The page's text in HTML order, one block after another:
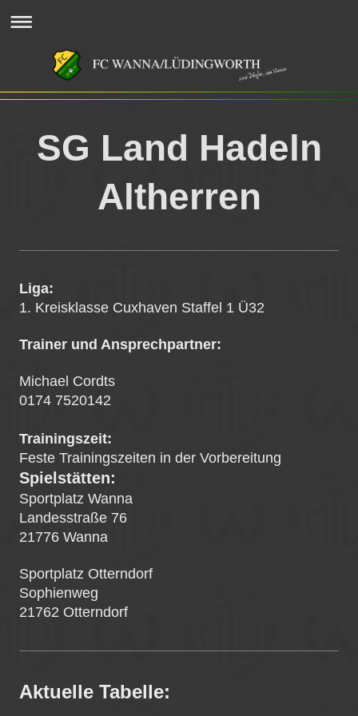
SG Land Hadeln
Altherren
Liga:
1. Kreisklasse Cuxhaven Staffel 1 Ü32
Trainer und Ansprechpartner:
Michael Cordts
0174 7520142
Trainingszeit:
Feste Trainingszeiten in der Vorbereitung
Spielstätten:
Sportplatz Wanna
Landesstraße 76
21776 Wanna
Sportplatz Otterndorf
Sophienweg
21762 Otterndorf
Aktuelle Tabelle: